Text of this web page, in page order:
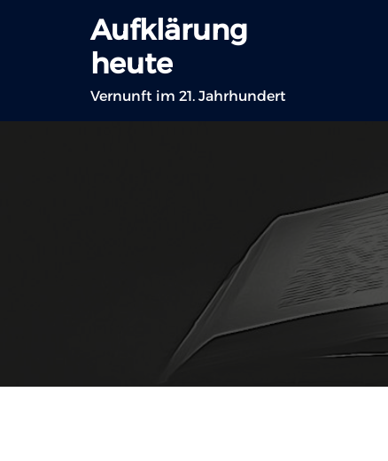
Aufklärung
heute
Vernunft im 21. Jahrhundert